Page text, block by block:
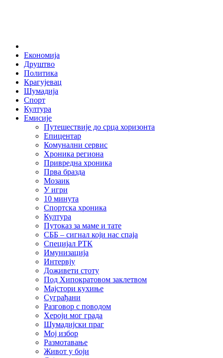
Економија
Друштво
Политика
Крагујевац
Шумадија
Спорт
Култура
Емисије
Путешествије до срца хоризонта
Епицентар
Комунални сервис
Хроника региона
Привредна хроника
Прва бразда
Мозаик
У игри
10 минута
Спортска хроника
Култура
Путоказ за маме и тате
СББ – сигнал који нас спаја
Специјал РТК
Имунизација
Интервју
Доживети стоту
Под Хипократовом заклетвом
Мајстори кухиње
Суграђани
Разговор с поводом
Хероји мог града
Шумадијски праг
Мој избор
Размотавање
Живот у боји